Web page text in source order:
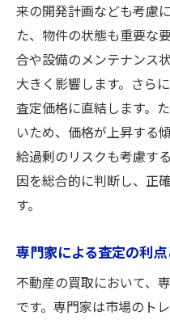
来の開発計画なども考慮
た、物件の状態も重要な
合や設備のメンテナンス
大きく影響します。さら
査定価格に直結します。
いため、価格が上昇する
給過剰のリスクも考慮す
因を総合的に判断し、正
す。
専門家による査定の利
不動産の買取において、
です。専門家は市場のト